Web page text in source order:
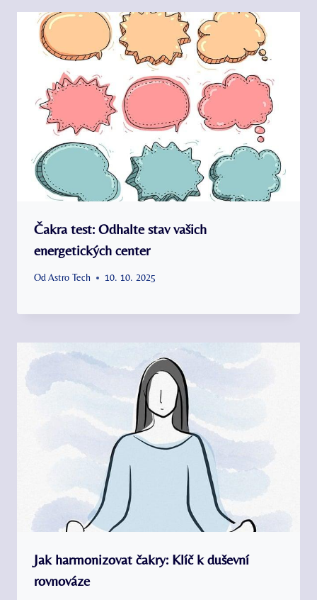
Čakra test: Odhalte stav vašich
energetických center
OdAstro Tech 10. 10. 2025
Jak harmonizovat čakry: Klíč k duševní
rovnováze